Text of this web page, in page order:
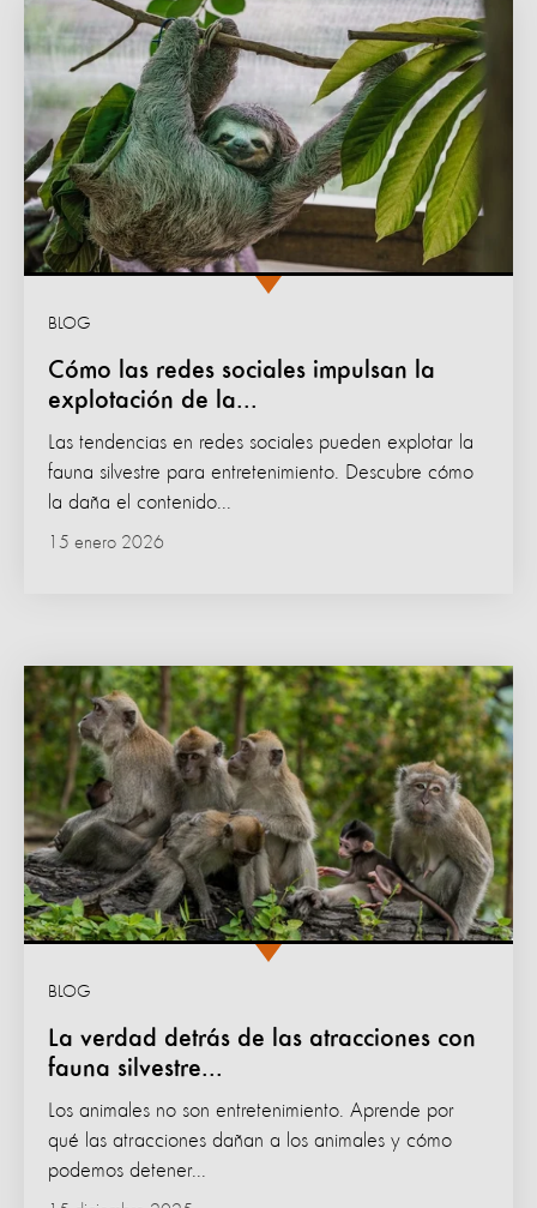
Cómo las redes sociales impulsan la
explotación de la...
BLOG
15 enero 2026
Las tendencias en redes sociales pueden explotar la
fauna silvestre para entretenimiento. Descubre cómo
la daña el contenido...
La verdad detrás de las atracciones con
fauna silvestre...
BLOG
Los animales no son entretenimiento. Aprende por
qué las atracciones dañan a los animales y cómo
podemos detener...